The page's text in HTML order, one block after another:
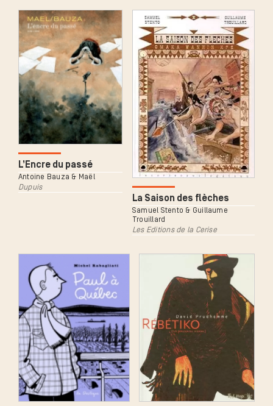
L’Encre du passé
Antoine Bauza & Maël
Dupuis
La Saison des flèches
Samuel Stento & Guillaume
Trouillard
Les Editions de la Cerise